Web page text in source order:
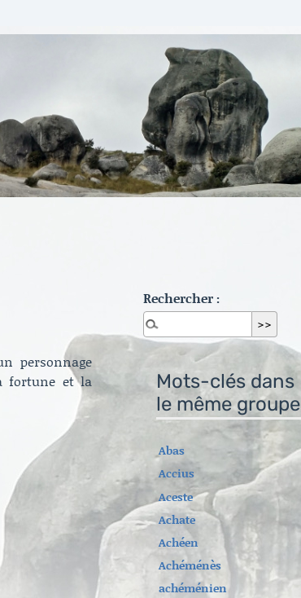
personnage
fortune et la
Rechercher :
Mots-clés dans
le même groupe
Abas
Accius
Aceste
Achate
Achéen
Achéménès
achéménien